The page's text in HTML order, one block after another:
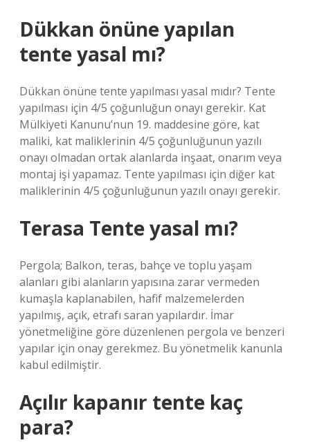
Dükkan önüne yapılan
tente yasal mı?
Dükkan önüne tente yapılması yasal mıdır? Tente
yapılması için 4/5 çoğunluğun onayı gerekir. Kat
Mülkiyeti Kanunu’nun 19. maddesine göre, kat
maliki, kat maliklerinin 4/5 çoğunluğunun yazılı
onayı olmadan ortak alanlarda inşaat, onarım veya
montaj işi yapamaz. Tente yapılması için diğer kat
maliklerinin 4/5 çoğunluğunun yazılı onayı gerekir.
Terasa Tente yasal mı?
Pergola; Balkon, teras, bahçe ve toplu yaşam
alanları gibi alanların yapısına zarar vermeden
kumaşla kaplanabilen, hafif malzemelerden
yapılmış, açık, etrafı saran yapılardır. İmar
yönetmeliğine göre düzenlenen pergola ve benzeri
yapılar için onay gerekmez. Bu yönetmelik kanunla
kabul edilmiştir.
Açılır kapanır tente kaç
para?